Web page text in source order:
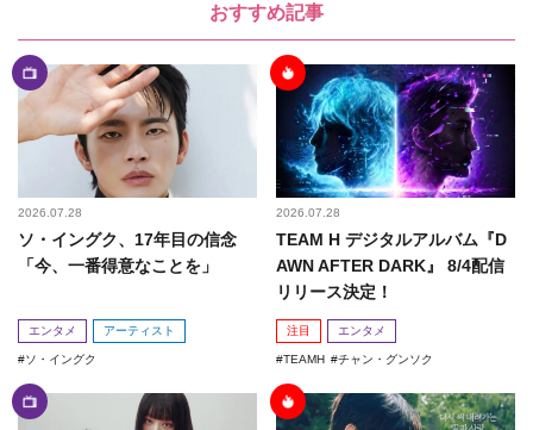
おすすめ記事
2026.07.28
ソ・イングク、17年目の信念
「今、一番得意なことを」
エンタメ アーティスト
ソ・イングク
2026.07.28
TEAM H デジタルアルバム『D
AWN AFTER DARK』 8/4配信
リリース決定！
注目 エンタメ
TEAMH チャン・グンソク